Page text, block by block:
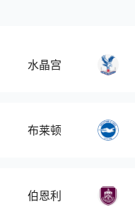
水晶宫
布莱顿
伯恩利